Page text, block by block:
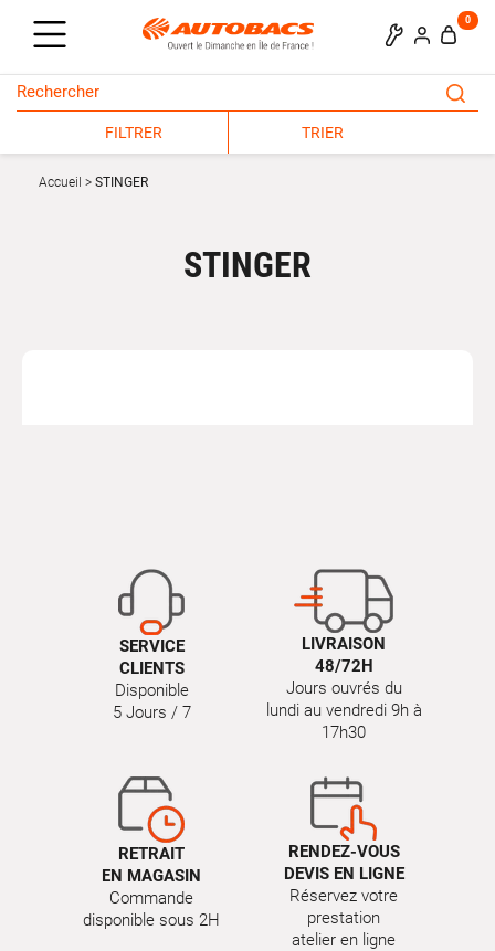
0
FILTRER TRIER
Accueil STINGER
STINGER
SERVICE
CLIENTS
Disponible
5 Jours / 7
LIVRAISON
48/72H
Jours ouvrés du
lundi au vendredi 9h à
17h30
RETRAIT
EN MAGASIN
Commande
disponible sous 2H
RENDEZ-VOUS
DEVIS EN LIGNE
Réservez votre
prestation
atelier en ligne